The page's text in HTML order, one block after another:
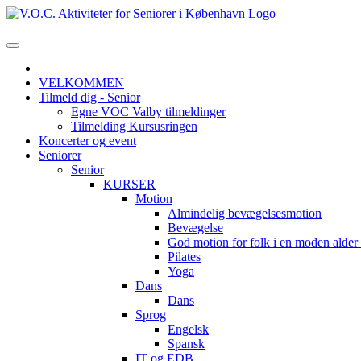
VELKOMMEN
Tilmeld dig - Senior
Egne VOC Valby tilmeldinger
Tilmelding Kursusringen
Koncerter og event
Seniorer
Senior
KURSER
Motion
Almindelig bevægelsesmotion
Bevægelse
God motion for folk i en moden
Pilates
Yoga
Dans
Dans
Sprog
Engelsk
Spansk
IT og EDB